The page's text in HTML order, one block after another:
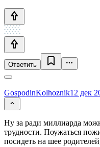
Ответить
GospodinKolhoznik12 дек
Ну за ради миллиарда
трудности. Поужаться
посидеть на шее